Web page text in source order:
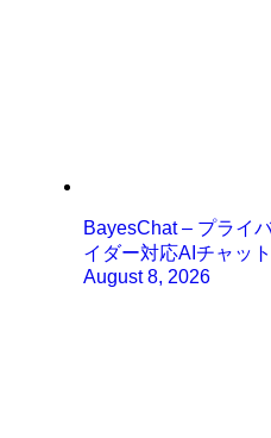
BayesChat – プライ
イダー対応AIチャッ
August 8, 2026